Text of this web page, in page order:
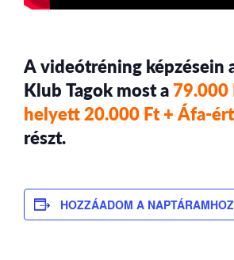
A videótréning képzésein
Klub Tagok most a79.000
helyett 20.000 Ft + Áfa-ért
részt.
HOZZÁADOM A NAPTÁRAMHOZ